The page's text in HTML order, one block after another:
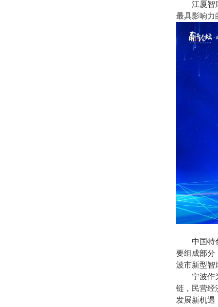
江厦智
最具影响力
中国特
要组成部分
波市新型智
宁波作
链，民营经
发展新机遇